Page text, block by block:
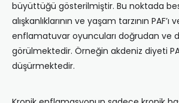
büyüttüğü gösterilmiştir. Bu noktada
alışkanlıklarının ve yaşam tarzının PAF’ı
enflamatuvar oyuncuları doğrudan ve
görülmektedir. Örneğin akdeniz diyeti
düşürmektedir.